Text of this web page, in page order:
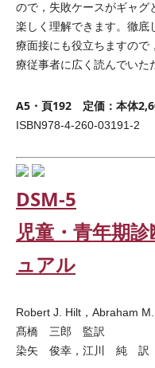
ので，失敗ケースがギャグ
楽しく理解できます。徹底
療面接にも役立ちますので
療従事者に広く読んでいた
A5・頁192 定価：本体
ISBN978-4-260-03191-2
DSM-5
児童・青年期
ュアル
Robert J. Hilt，Abraham
髙橋 三郎 監訳
染矢 俊幸，江川 純 訳